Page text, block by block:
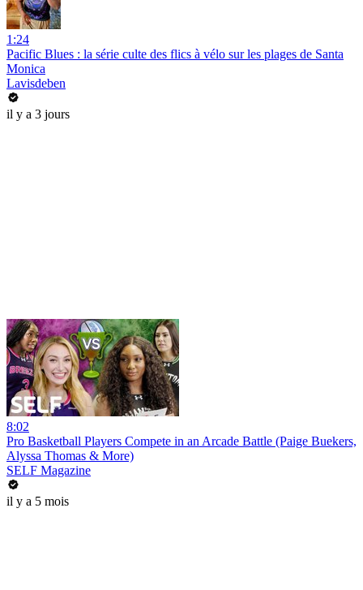
1:24
Pacific Blues : la série culte des flics à vélo sur les plages de Santa
Monica
Lavisdeben
il y a 3 jours
8:02
Pro Basketball Players Compete in an Arcade Battle (Paige Buekers,
Alyssa Thomas & More)
SELF Magazine
il y a 5 mois